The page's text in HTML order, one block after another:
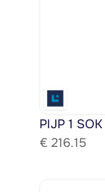
PIJP 1
€ 216.15